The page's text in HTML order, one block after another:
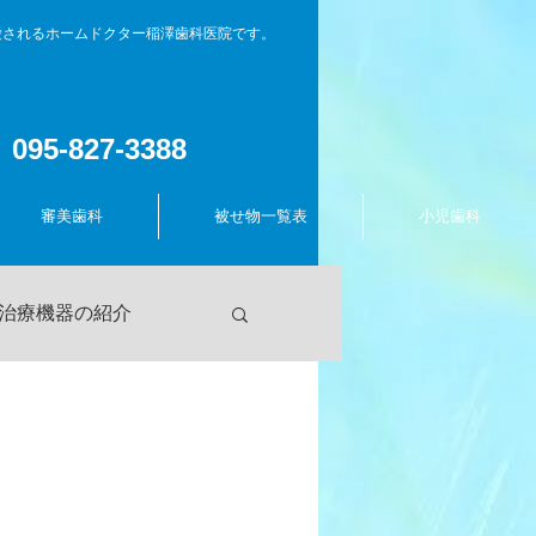
れるホームドクター稲澤歯科医院です。
095-827-3388
審美歯科 被せ物一覧表 小児歯科
療機器の紹介